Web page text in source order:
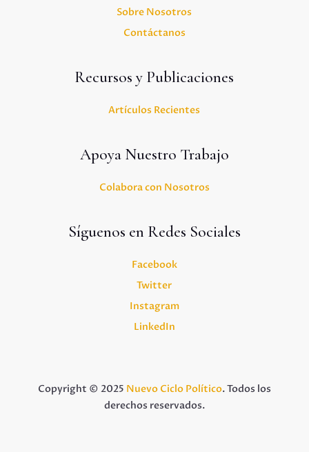
Sobre Nosotros
Contáctanos
Recursos y Publicaciones
Artículos Recientes
Apoya Nuestro Trabajo
Colabora con Nosotros
Síguenos en Redes Sociales
Facebook
Twitter
Instagram
LinkedIn
Copyright © 2025 Nuevo Ciclo Político. Todos los
derechos reservados.